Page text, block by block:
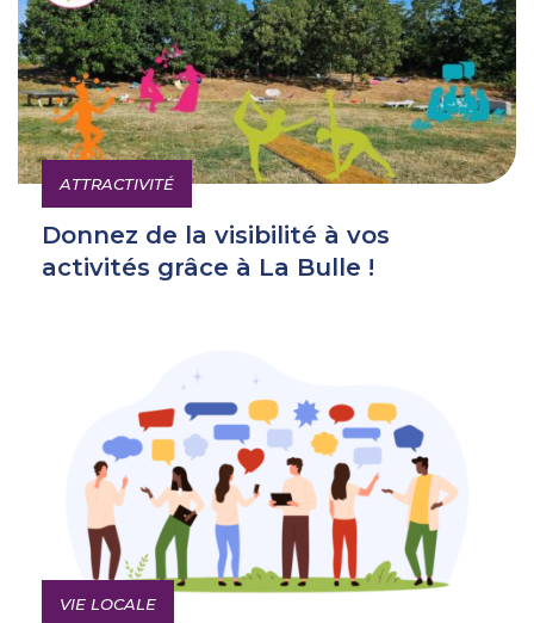
ATTRACTIVITÉ
Donnez de la visibilité à vos
activités grâce à La Bulle !
VIE LOCALE